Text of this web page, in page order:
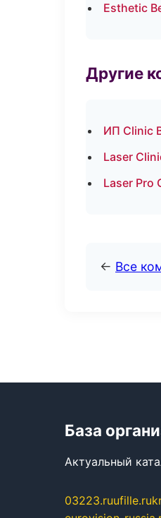
Esthetic
Другие
ИП Clinic
Laser
Laser Pro
← Все
База
Актуальный
03223.ruufille.ru